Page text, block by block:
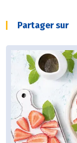
Partager sur